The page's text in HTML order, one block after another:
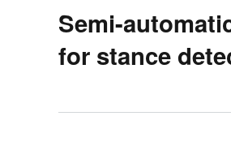
Semi-
for stance